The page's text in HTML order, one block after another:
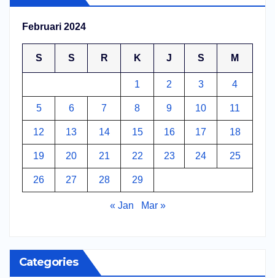
Februari 2024
S S R K J S M
1 2 3 4
5 6 7 8 9 10 11
12 13 14 15 16 17 18
19 20 21 22 23 24 25
26 27 28 29
« Jan Mar »
Categories